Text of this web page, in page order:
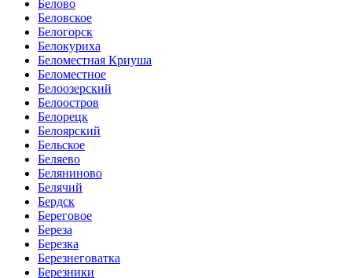
Белово
Беловское
Белогорск
Белокуриха
Беломестная Криуша
Беломестное
Белоозерский
Белоостров
Белорецк
Белоярский
Бельское
Беляево
Беляниново
Белячий
Бердск
Береговое
Береза
Березка
Березнеговатка
Березники